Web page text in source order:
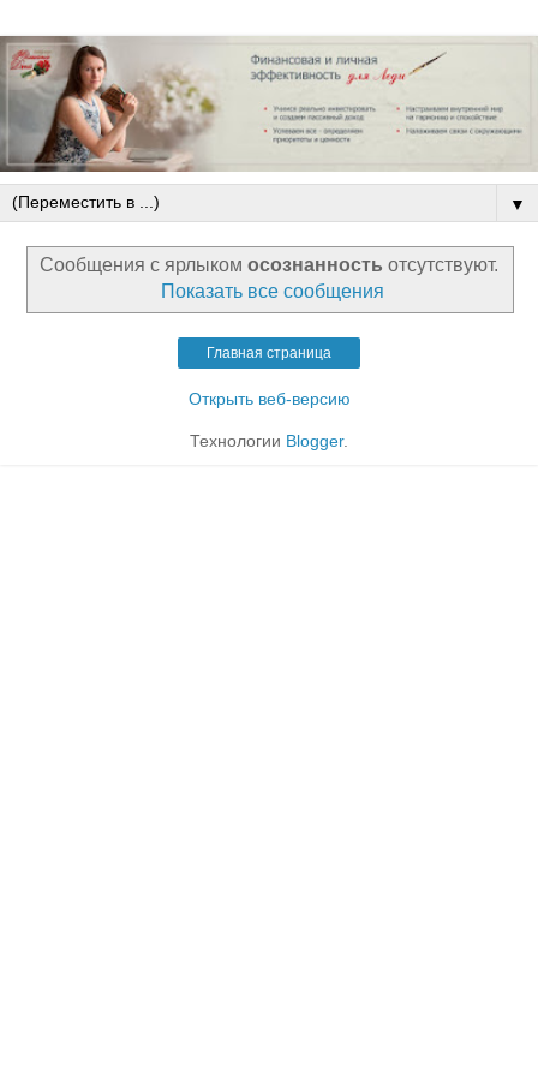
▼
Сообщения с ярлыком осознанность отсутствуют.
Показать все сообщения
Главная страница
Открыть веб-версию
Технологии Blogger.